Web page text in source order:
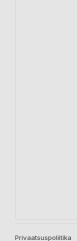
Privaatsuspoliitika